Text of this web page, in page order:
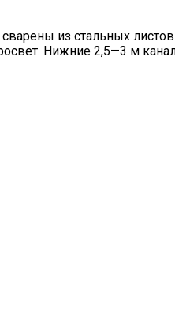
из стальных
Нижние 2,5—3 м